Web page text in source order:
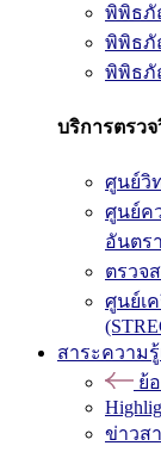
พิพิธภั
พิพิธ
พิพิธภั
บริการตรว
ศูนย์วิ
ศูนย์ค
อันตร
ตรวจ
ศูนย์เ
สาระความ
ย้
ข่าวส